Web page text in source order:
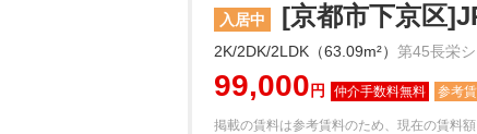
入居中 [京都市下京区
2K/2DK/2LDK（63.09m²） 第45長栄
99,000 円 参考
掲載の賃料は参考賃料のため、現在の賃料